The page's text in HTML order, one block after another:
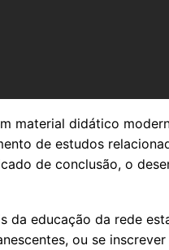
material didático
de estudos
de conclusão, o
da educação da rede
ou se